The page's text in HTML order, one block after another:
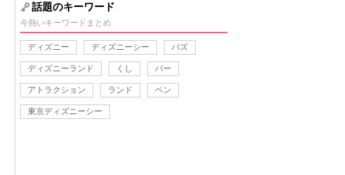
話題のキーワード
今熱いキーワードまとめ
ディズニー ディズニーシー バズ
ディズニーランド くし バー
アトラクション ランド ペン
東京ディズニーシー